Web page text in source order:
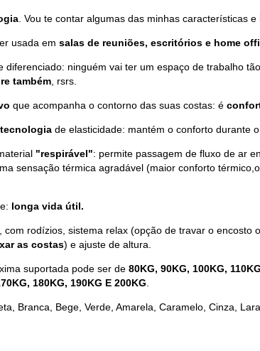
. Vou te contar algumas das minhas características e
usada em salas de reuniões, escritórios e home
diferenciado: ninguém vai ter um espaço de trabalho
também , rsrs.
que acompanha o contorno das suas costas: é
de elasticidade: mantém o conforto durante o
"respirável": permite passagem de fluxo de ar
sensação térmica agradável (maior conforto
longa vida útil.
com rodízios, sistema relax (opção de travar o encosto
as costas) e ajuste de altura.
suportada pode ser de 80KG, 90KG, 100KG,
180KG, 190KG E 200KG
Branca, Bege, Verde, Amarela, Caramelo, Cinza,